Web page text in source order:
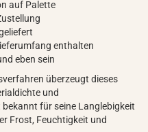
auf Palette
enthalten
eben sein
überzeugt dieses
und
für seine Langlebigkeit
Frost, Feuchtigkeit und